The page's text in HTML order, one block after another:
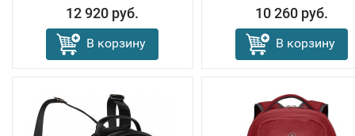
12 920 руб.
В корзину
10 260 руб.
В корзину